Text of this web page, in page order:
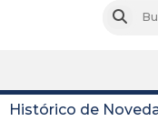
Histórico de